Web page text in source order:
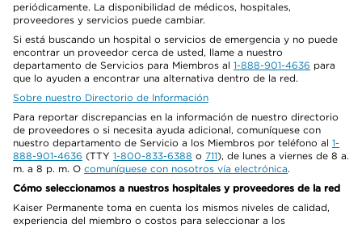
periódicamente. La disponibilidad de médicos, hospitales,
proveedores y servicios puede cambiar.
Si está buscando un hospital o servicios de emergencia y no puede
encontrar un proveedor cerca de usted, llame a nuestro
departamento de Servicios para Miembros al 1-888-901-4636 para
que lo ayuden a encontrar una alternativa dentro de la red.
Sobre nuestro Directorio de Información
Para reportar discrepancias en la información de nuestro directorio
de proveedores o si necesita ayuda adicional, comuníquese con
nuestro departamento de Servicio a los Miembros por teléfono al 1-
888-901-4636 (TTY 1-800-833-6388 o 711), de lunes a viernes de 8 a.
m. a 8 p. m. O comuníquese con nosotros vía electrónica.
Cómo seleccionamos a nuestros hospitales y proveedores de la red
Kaiser Permanente toma en cuenta los mismos niveles de calidad,
experiencia del miembro o costos para seleccionar a los